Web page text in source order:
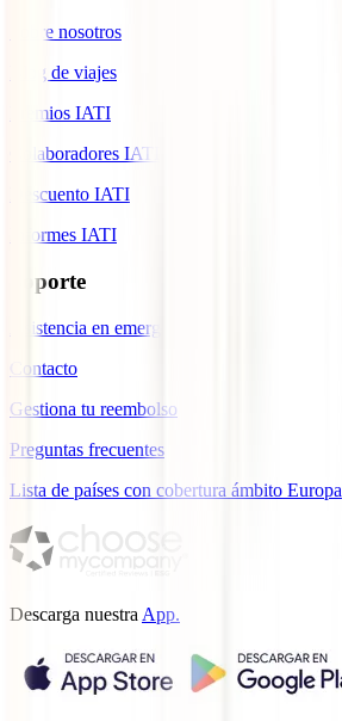
Sobre nosotros
Blog de viajes
Premios IATI
Colaboradores IATI
Descuento IATI
Informes IATI
Soporte
Asistencia en emergencias
Contacto
Gestiona tu reembolso
Preguntas frecuentes
Lista de países con cobertura ámbito Europa
Descarga nuestra App.